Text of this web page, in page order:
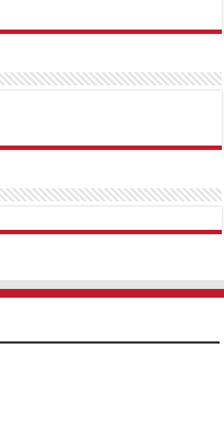
TipobetMatadorbetMariobet